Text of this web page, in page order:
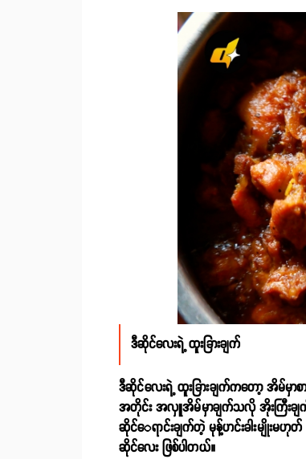
ဒီဆိုင်လေးရဲ့ ထူးခြားချက်
ဒီဆိုင်လေးရဲ့ ထူးခြားချက်ကတော့ အိမ်မှာ
အတိုင်း အလှူအိမ်မှာချက်သလို အိုးကြီးချက်
ဆိုင်‌ေရာင်းချက်တဲ့ မုန့်ဟင်းခါးမျိုးမဟု
ဆိုင်လေး ဖြစ်ပါတယ်။